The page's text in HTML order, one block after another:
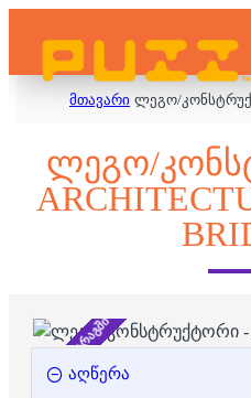
მთავარი ლეგო/
ᲚᲔᲒᲝ/
არ არის მარაგში
აღწერა